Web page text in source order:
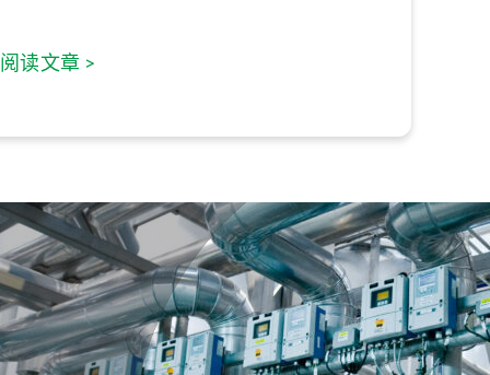
阅读文章 >